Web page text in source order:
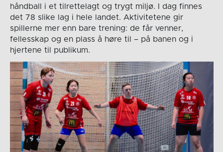
håndball i et tilrettelagt og trygt miljø. I dag finnes
det 78 slike lag i hele landet. Aktivitetene gir
spillerne mer enn bare trening: de får venner,
fellesskap og en plass å høre til – på banen og i
hjertene til publikum.